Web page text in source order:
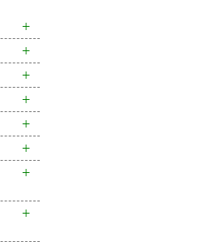
+
+
+
+
+
+
+
+